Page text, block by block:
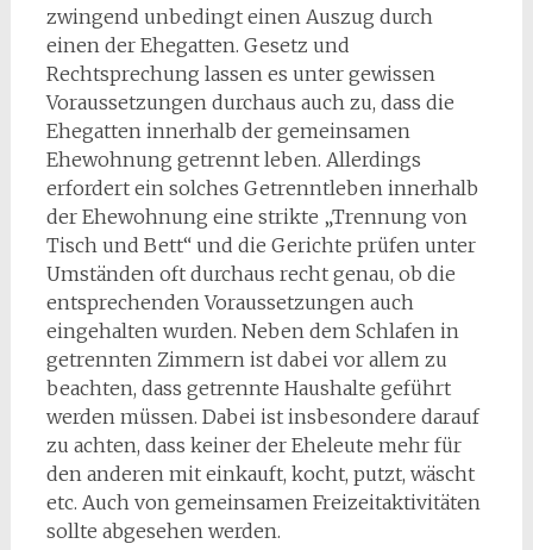
zwingend unbedingt einen Auszug durch
einen der Ehegatten. Gesetz und
Rechtsprechung lassen es unter gewissen
Voraussetzungen durchaus auch zu, dass die
Ehegatten innerhalb der gemeinsamen
Ehewohnung getrennt leben. Allerdings
erfordert ein solches Getrenntleben innerhalb
der Ehewohnung eine strikte „Trennung von
Tisch und Bett“ und die Gerichte prüfen unter
Umständen oft durchaus recht genau, ob die
entsprechenden Voraussetzungen auch
eingehalten wurden. Neben dem Schlafen in
getrennten Zimmern ist dabei vor allem zu
beachten, dass getrennte Haushalte geführt
werden müssen. Dabei ist insbesondere darauf
zu achten, dass keiner der Eheleute mehr für
den anderen mit einkauft, kocht, putzt, wäscht
etc. Auch von gemeinsamen Freizeitaktivitäten
sollte abgesehen werden.